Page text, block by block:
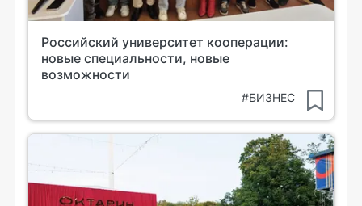
Российский университет кооперации:
новые специальности, новые
возможности
#БИЗНЕС